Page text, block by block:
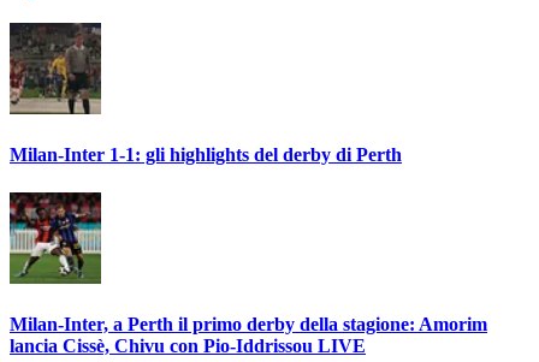
Milan-Inter 1-1: gli highlights del derby di Perth
Milan-Inter, a Perth il primo derby della stagione: Amorim
lancia Cissè, Chivu con Pio-Iddrissou LIVE